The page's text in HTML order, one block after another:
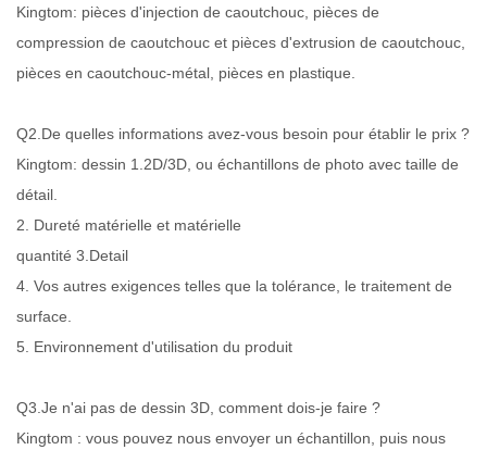
Kingtom: pièces d'injection de caoutchouc, pièces de
compression de caoutchouc et pièces d'extrusion de caoutchouc,
pièces en caoutchouc-métal, pièces en plastique.
Q2.De quelles informations avez-vous besoin pour établir le prix ?
Kingtom: dessin 1.2D/3D, ou échantillons de photo avec taille de
détail.
2. Dureté matérielle et matérielle
quantité 3.Detail
4. Vos autres exigences telles que la tolérance, le traitement de
surface.
5. Environnement d'utilisation du produit
Q3.Je n'ai pas de dessin 3D, comment dois-je faire ?
Kingtom : vous pouvez nous envoyer un échantillon, puis nous